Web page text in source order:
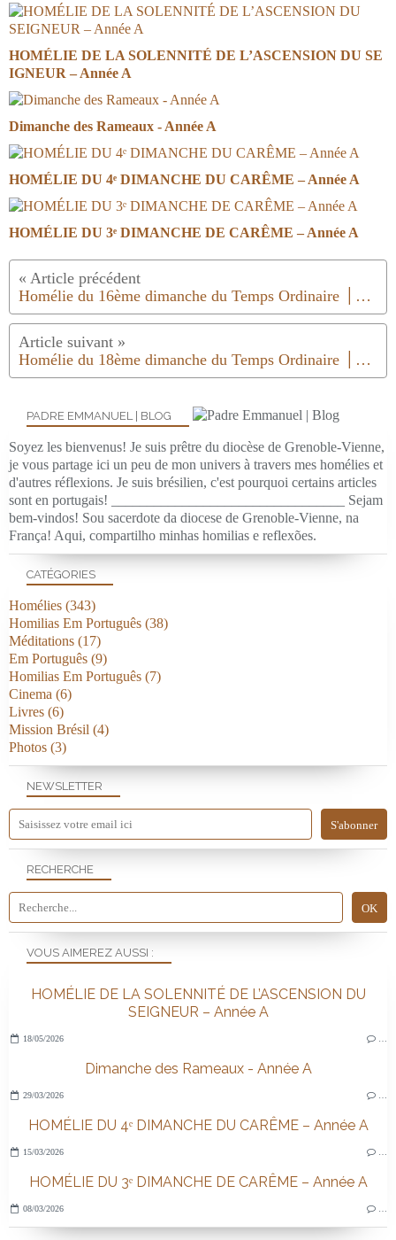
HOMÉLIE DE LA SOLENNITÉ DE L’ASCENSION DU SE
IGNEUR – Année A
Dimanche des Rameaux - Année A
HOMÉLIE DU 4ᵉ DIMANCHE DU CARÊME – Année A
HOMÉLIE DU 3ᵉ DIMANCHE DE CARÊME – Année A
Homélie du 16ème dimanche du Temps Ordinaire │Année B │2018
Homélie du 18ème dimanche du Temps Ordinaire │Année B│2018
NEWSLETTER
RECHERCHE
PADRE EMMANUEL | BLOG
Soyez les bienvenus! Je suis prêtre du diocèse de Grenoble-Vienne,
je vous partage ici un peu de mon univers à travers mes homélies et
d'autres réflexions. Je suis brésilien, c'est pourquoi certains articles
sont en portugais! _________________________________ Sejam
bem-vindos! Sou sacerdote da diocese de Grenoble-Vienne, na
França! Aqui, compartilho minhas homilias e reflexões.
VOUS AIMEREZ AUSSI :
HOMÉLIE DE LA SOLENNITÉ DE L’ASCENSION DU
SEIGNEUR – Année A
18/05/2026 …
Dimanche des Rameaux - Année A
29/03/2026 …
HOMÉLIE DU 4ᵉ DIMANCHE DU CARÊME – Année A
15/03/2026 …
HOMÉLIE DU 3ᵉ DIMANCHE DE CARÊME – Année A
08/03/2026 …
CATÉGORIES
Homélies (343)
Homilias Em Português (38)
Méditations (17)
Em Português (9)
Homilias Em Português (7)
Cinema (6)
Livres (6)
Mission Brésil (4)
Photos (3)